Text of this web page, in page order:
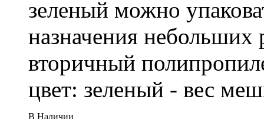
зеленый можно
назначения небольших
вторичный
цвет: зеленый - вес
В Наличии